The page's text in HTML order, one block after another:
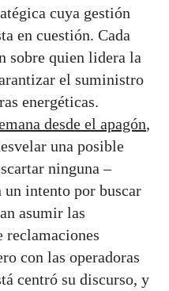
cuya gestión
en cuestión. Cada
sobre quien lidera la
el suministro
energéticas.
desde el apagón,
una posible
ninguna –
intento por buscar
asumir las
reclamaciones
con las operadoras
centró su discurso, y